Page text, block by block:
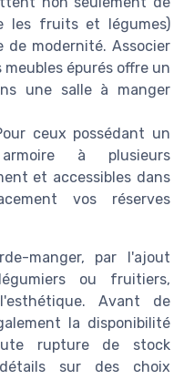
les fruits et légumes)
modernité. Associer
épurés offre un
une salle à manger
ceux possédant un
à plusieurs
et accessibles dans
vos réserves
manger, par l'ajout
ou fruitiers,
Avant de
la disponibilité
rupture de stock
sur des choix